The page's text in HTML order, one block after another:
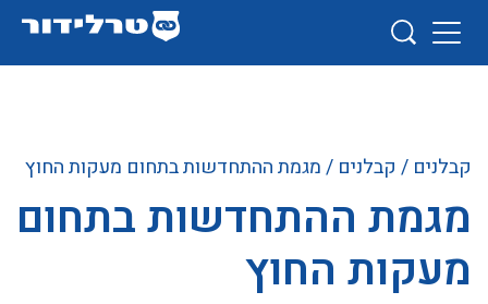
קבלנים / קבלנים / מגמת ההתחדשות בתחום מעקות החוץ
מגמת ההתחדשות בתחום
מעקות החוץ